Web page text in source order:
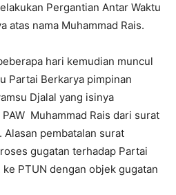
Pergantian Antar Waktu
atas nama Muhammad Rais.
hari kemudian muncul
Partai Berkarya pimpinan
Djalal yang isinya
Muhammad Rais dari surat
pembatalan surat
gugatan terhadap Partai
PTUN dengan objek gugatan